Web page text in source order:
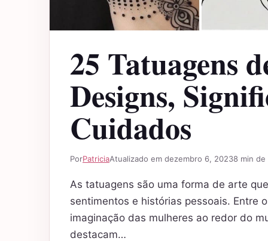
25 Tatuagens
Designs,
Cuidados
PorPatriciaAtualizado em dezembro 6, 20238 min de
As tatuagens são uma forma de arte
sentimentos e histórias pessoais. Entre
imaginação das mulheres ao redor do
destacam…